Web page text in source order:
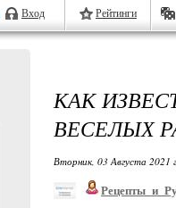
Вход Рейтинги
КАК
ВЕСЕЛЫХ
Вторник, 03 Августа 2021